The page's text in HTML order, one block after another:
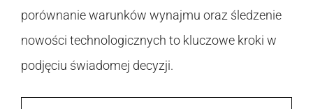
porównanie warunków wynajmu oraz śledzenie
nowości technologicznych to kluczowe kroki w
podjęciu świadomej decyzji.